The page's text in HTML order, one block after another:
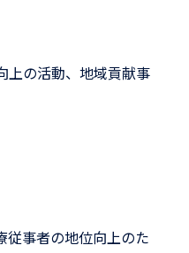
上の活動、地域貢献事
従事者の地位向上のた